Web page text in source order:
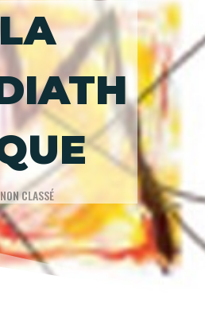
NON CLASSÉ